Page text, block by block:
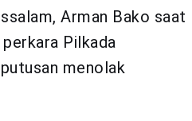
Arman Bako saat
Pilkada
menolak